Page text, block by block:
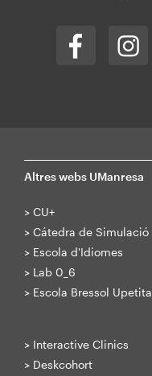
Altres webs UManresa
> CU+
> Cátedra de Simulació
> Escola d'Idiomes
> Lab 0_6
> Escola Bressol Upetita
> Interactive Clinics
> Deskcohort